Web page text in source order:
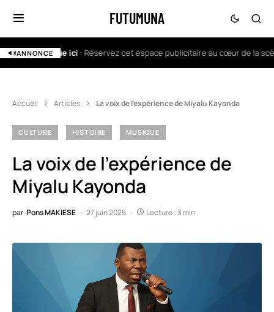
FUTUMUNA
ANNONCE
Votre marque ici : Réservez cet espace publicitaire au cœur de la
Accueil Articles La voix de l’expérience de Miyalu Kayonda
CULTURE HISTOIRE MUSIQUE
La voix de l’expérience de
Miyalu Kayonda
par Pons MAKIESE 27 juin 2025 Lecture : 3 min